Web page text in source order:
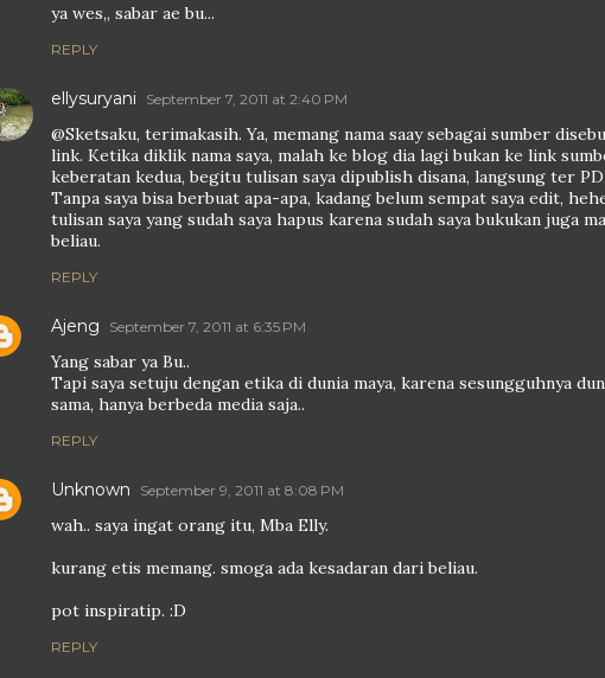
ya wes,, sabar ae bu...
REPLY
ellysuryani September 7, 2011 at 2:40 PM
@Sketsaku, terimakasih. Ya, memang nama saay sebagai sumber
link. Ketika diklik nama saya, malah ke blog dia lagi bukan ke link
keberatan kedua, begitu tulisan saya dipublish disana, langsung ter
Tanpa saya bisa berbuat apa-apa, kadang belum sempat saya edit,
tulisan saya yang sudah saya hapus karena sudah saya bukukan juga
beliau.
REPLY
Ajeng September 7, 2011 at 6:35 PM
Yang sabar ya Bu..
Tapi saya setuju dengan etika di dunia maya, karena sesungguhnya
sama, hanya berbeda media saja..
REPLY
Unknown September 9, 2011 at 8:08 PM
wah.. saya ingat orang itu, Mba Elly.
kurang etis memang. smoga ada kesadaran dari beliau.
pot inspiratip. :D
REPLY